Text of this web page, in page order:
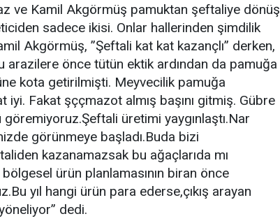
ve Kamil Akgörmüş pamuktan şeftaliye dönüş
sadece ikisi. Onlar hallerinden şimdilik
Akgörmüş, ”Şeftali kat kat kazançlı” derken,
arazilere önce tütün ektik ardından da pamuğa
kota getirilmişti. Meyvecilik pamuğa
iyi. Fakat şççmazot almış başını gitmiş. Gübre
üretimi yaygınlaştı.Nar
görünmeye başladı.Buda bizi
kazanamazsak bu ağaçlarıda mı
ürün planlamasının biran önce
yıl hangi ürün para ederse,çıkış arayan
dedi.